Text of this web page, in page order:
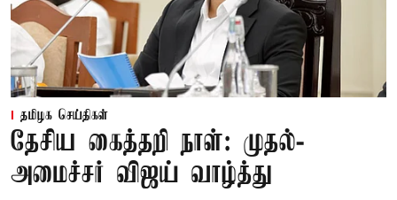
தமிழக செய்திகள்
தேசிய கைத்தறி நாள்: முதல்-
அமைச்சர் விஜய் வாழ்த்து